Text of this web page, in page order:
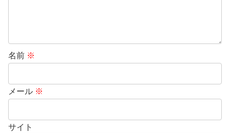
名前 ※
メール ※
サイト